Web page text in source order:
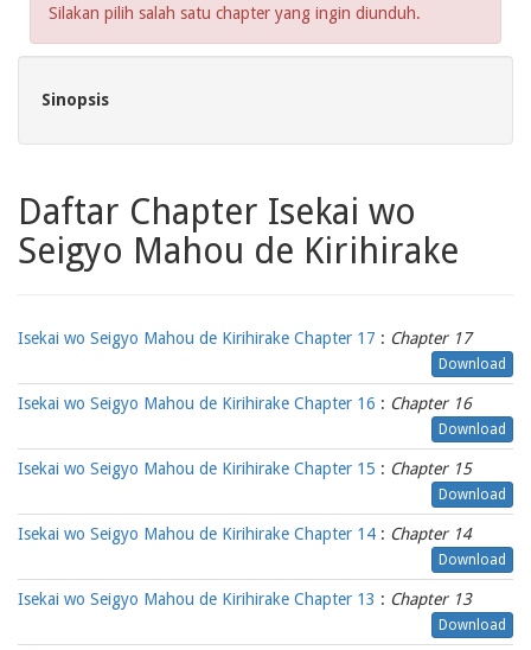
Silakan pilih salah satu chapter yang ingin diunduh.
Sinopsis
Daftar Chapter Isekai wo
Seigyo Mahou de Kirihirake
Isekai wo Seigyo Mahou de Kirihirake Chapter 17 : Chapter 17
Download
Isekai wo Seigyo Mahou de Kirihirake Chapter 16 : Chapter 16
Download
Isekai wo Seigyo Mahou de Kirihirake Chapter 15 : Chapter 15
Download
Isekai wo Seigyo Mahou de Kirihirake Chapter 14 : Chapter 14
Download
Isekai wo Seigyo Mahou de Kirihirake Chapter 13 : Chapter 13
Download